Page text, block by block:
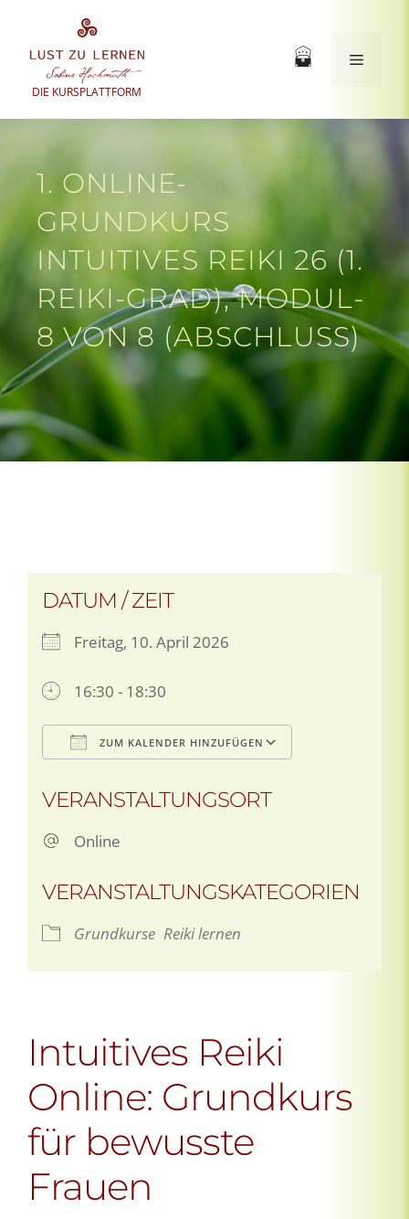
springen
DIE KURSPLATTFORM
Menü
1. ONLINE-
GRUNDKURS
INTUITIVES REIKI 26 (1.
REIKI-GRAD), MODUL-
8 VON 8 (ABSCHLUSS)
DATUM / ZEIT
Freitag, 10. April 2026
16:30 - 18:30
ZUM KALENDER HINZUFÜGEN
VERANSTALTUNGSORT
Online
VERANSTALTUNGSKATEGORIEN
Grundkurse Reiki lernen
Intuitives Reiki
Online: Grundkurs
für bewusste
Frauen